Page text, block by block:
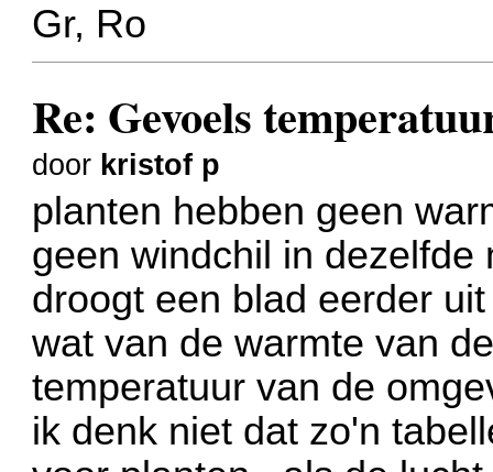
Gr, Ro
Re: Gevoels
door kristof p
planten hebben geen
geen windchil in
droogt een blad eerder
wat van de warmte van
temperatuur van de
ik denk niet dat zo'n